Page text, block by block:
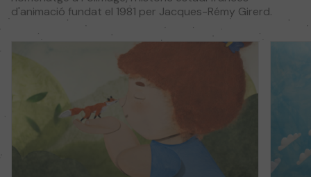
d'animació fundat el 1981 per Jacques-Rémy Girerd.